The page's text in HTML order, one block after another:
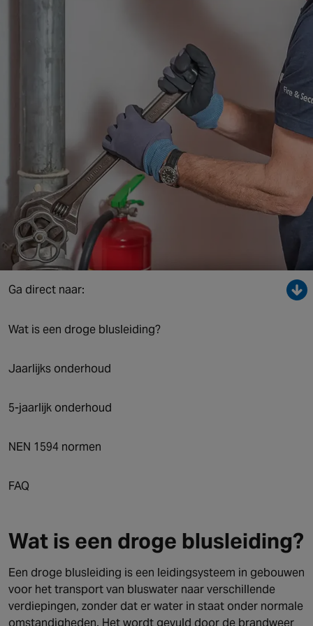
Belgium
Germany
Ireland
Netherlands
United Kingdom
Switzerland
NORTH AMERICA
Ga direct naar:
Wat is een droge blusleiding?
Jaarlijks onderhoud
5-jaarlijk onderhoud
NEN 1594 normen
FAQ
Wat is een droge blusleiding?
Een droge blusleiding is een leidingsysteem in gebouwen
voor het transport van bluswater naar verschillende
verdiepingen, zonder dat er water in staat onder normale
omstandigheden. Het wordt gevuld door de brandweer